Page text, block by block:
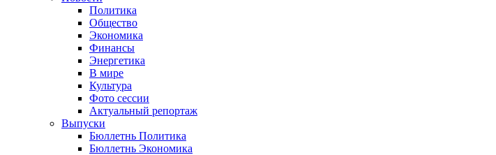
Политика
Общество
Экономика
Финансы
Энергетика
В мире
Культура
Фото сессии
Актуальный репортаж
Выпуски
Бюллетнь Политика
Бюллетнь Экономика